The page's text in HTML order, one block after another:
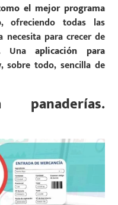
el mejor programa
, ofreciendo todas las
necesita para crecer de
Unaaplicación para
sobre todo, sencilla de
panaderías.